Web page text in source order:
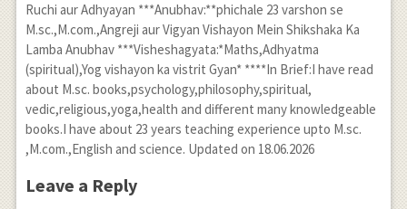
Ruchi aur Adhyayan ***Anubhav:**phichale 23 varshon se
M.sc.,M.com.,Angreji aur Vigyan Vishayon Mein Shikshaka Ka
Lamba Anubhav ***Visheshagyata:*Maths,Adhyatma
(spiritual),Yog vishayon ka vistrit Gyan* ****In Brief:I have read
about M.sc. books,psychology,philosophy,spiritual,
vedic,religious,yoga,health and different many knowledgeable
books.I have about 23 years teaching experience upto M.sc.
,M.com.,English and science. Updated on 18.06.2026
Leave a Reply